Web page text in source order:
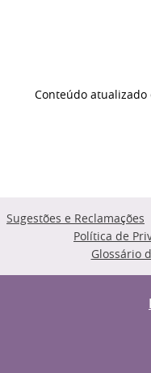
Conteúdo atualizado
Sugestões e Reclamações
Política de
Glossário